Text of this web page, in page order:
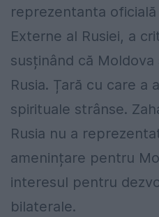
reprezentanta
Externe al Rusiei, a
susținând că
Rusia. Țară cu care a
spirituale strânse.
Rusia nu a
amenințare pentru
interesul pentru
bilaterale.